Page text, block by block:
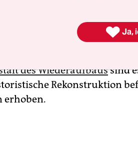
aber kommen die vielen
Summe nicht besser
des Wiederaufbaussind
Rekonstruktion
erhoben.
 Ja,